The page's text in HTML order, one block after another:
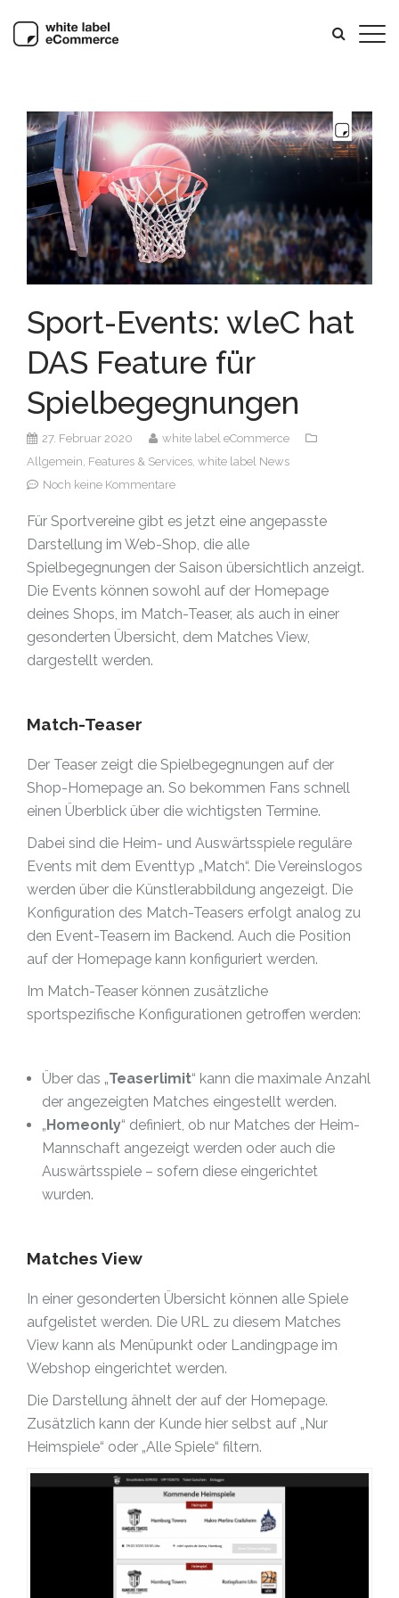
Sport-Events: wleC hat
DAS Feature für
Spielbegegnungen
27. Februar 2020
white label eCommerce
Allgemein, Features & Services, white label News
Noch keine Kommentare
Für Sportvereine gibt es jetzt eine angepasste
Darstellung im Web-Shop, die alle
Spielbegegnungen der Saison übersichtlich anzeigt.
Die Events können sowohl auf der Homepage
deines Shops, im Match-Teaser, als auch in einer
gesonderten Übersicht, dem Matches View,
dargestellt werden.
Match-Teaser
Der Teaser zeigt die Spielbegegnungen auf der
Shop-Homepage an. So bekommen Fans schnell
einen Überblick über die wichtigsten Termine.
Dabei sind die Heim- und Auswärtsspiele reguläre
Events mit dem Eventtyp „Match“. Die Vereinslogos
werden über die Künstlerabbildung angezeigt. Die
Konfiguration des Match-Teasers erfolgt analog zu
den Event-Teasern im Backend. Auch die Position
auf der Homepage kann konfiguriert werden.
Im Match-Teaser können zusätzliche
sportspezifische Konfigurationen getroffen werden:
Über das „Teaserlimit“ kann die maximale Anzahl
der angezeigten Matches eingestellt werden.
„Homeonly“ definiert, ob nur Matches der Heim-
Mannschaft angezeigt werden oder auch die
Auswärtsspiele – sofern diese eingerichtet
wurden.
Matches View
In einer gesonderten Übersicht können alle Spiele
aufgelistet werden. Die URL zu diesem Matches
View kann als Menüpunkt oder Landingpage im
Webshop eingerichtet werden.
Die Darstellung ähnelt der auf der Homepage.
Zusätzlich kann der Kunde hier selbst auf „Nur
Heimspiele“ oder „Alle Spiele“ filtern.